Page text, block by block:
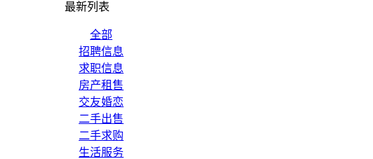
最新列表
全部
招聘信息
求职信息
房产租售
交友婚恋
二手出售
二手求购
生活服务